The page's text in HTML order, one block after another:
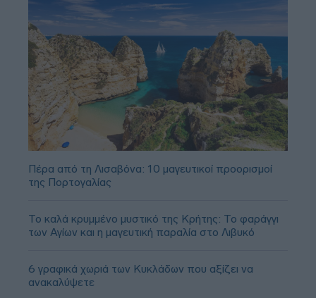
Πέρα από τη Λισαβόνα: 10 μαγευτικοί προορισμοί
της Πορτογαλίας
Το καλά κρυμμένο μυστικό της Κρήτης: Το φαράγγι
των Αγίων και η μαγευτική παραλία στο Λιβυκό
6 γραφικά χωριά των Κυκλάδων που αξίζει να
ανακαλύψετε